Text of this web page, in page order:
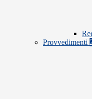
Provvedimenti